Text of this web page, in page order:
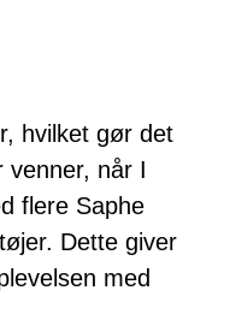
hvilket gør det
venner, når I
flere Saphe
Dette giver
med